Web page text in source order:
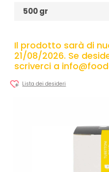
500 gr
Il prodotto sarà di
21/08/2026. Se
scriverci a
Lista dei desideri